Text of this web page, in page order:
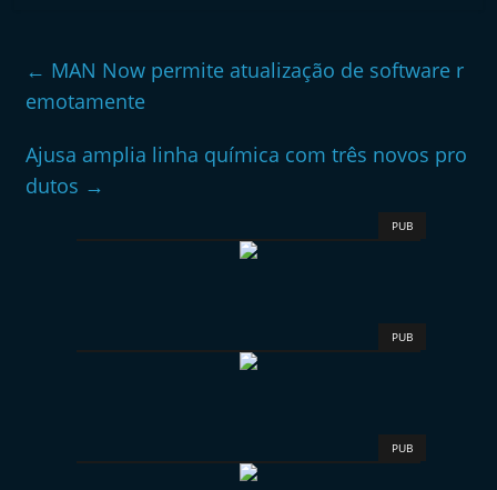
← MAN Now permite atualização de software r
emotamente
Ajusa amplia linha química com três novos pro
dutos →
PUB
PUB
PUB